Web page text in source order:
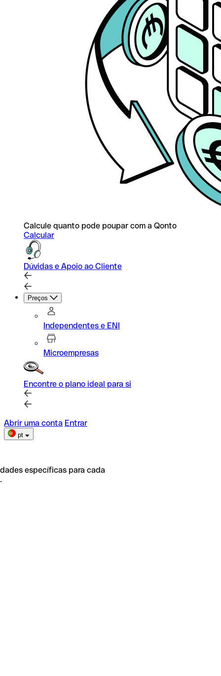
Calcule quanto pode poupar com a Qonto
Calcular
Dúvidas e Apoio ao Cliente
Preços
Independentes e ENI
Microempresas
Encontre o plano ideal para si
Abrir uma conta Entrar
pt
específicas para cada